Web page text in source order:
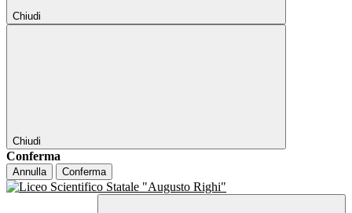
Chiudi
Chiudi
Conferma
Annulla Conferma